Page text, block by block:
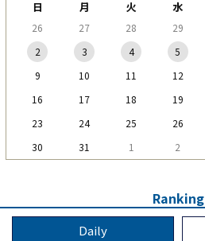
日 月 火 水
26 27 28 29
2
3 4 5
9
10 11 12
16
17 18 19
23
24 25 26
30
31 1 2
Ranking
Daily